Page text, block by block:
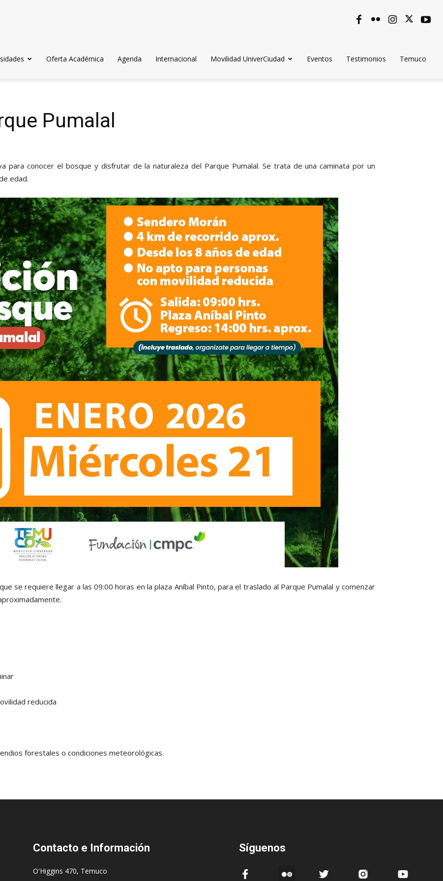
Oferta Académica Agenda Internacional Movilidad UniverCiudad Eventos Testimonios Temuco
Pumalal
para conocer el bosque y disfrutar de la naturaleza del Parque Pumalal. Se trata de una caminata por un
edad.
se requiere llegar a las 09:00 horas en la plaza Aníbal Pinto, para el traslado al Parque Pumalal y comenzar
reducida
forestales o condiciones meteorológicas.
Contacto e Información
O'Higgins 470, Temuco
Síguenos